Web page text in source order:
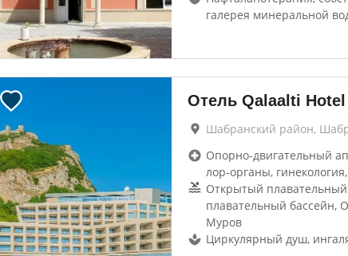
галерея минеральной
Отель Qalaalti Hotel
Шабранский район,
Опорно-двигательный
лор-органы,
Открытый
плавательный бассейн,
Муров
Циркулярный душ,